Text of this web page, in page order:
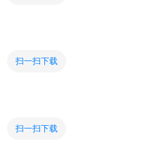
扫一扫下载
扫一扫下载